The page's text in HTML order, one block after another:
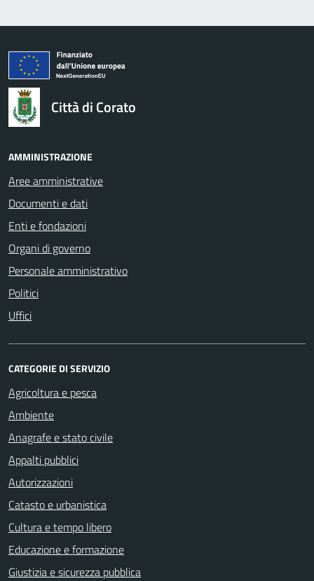
logo Unione Europea
Città di Corato
AMMINISTRAZIONE
Aree amministrative
Documenti e dati
Enti e fondazioni
Organi di governo
Personale amministrativo
Politici
Uffici
CATEGORIE DI SERVIZIO
Agricoltura e pesca
Ambiente
Anagrafe e stato civile
Appalti pubblici
Autorizzazioni
Catasto e urbanistica
Cultura e tempo libero
Educazione e formazione
Giustizia e sicurezza pubblica